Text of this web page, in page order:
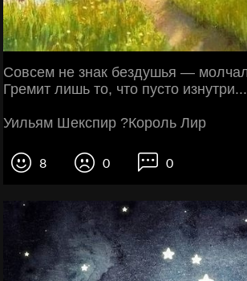
Совсем не знак бездушья —
Гремит лишь то, что пусто изнутри...
Уильям Шекспир ?Король Лир
8 0 0